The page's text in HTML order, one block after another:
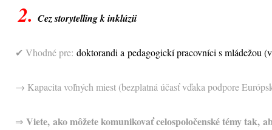
2.Cez storytelling k inklúzii
✔ Vhodné pre:doktorandi a pedagogickí pracovníci s mládežou
→ Kapacita voľných miest (bezplatná účasť vďaka podpore
⇒Viete, ako môžete komunikovať celospoločenské témy tak,